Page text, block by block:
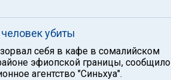
убиты
себя в кафе в сомалийском
эфиопской границы, сообщило
агентство "Синьхуа".